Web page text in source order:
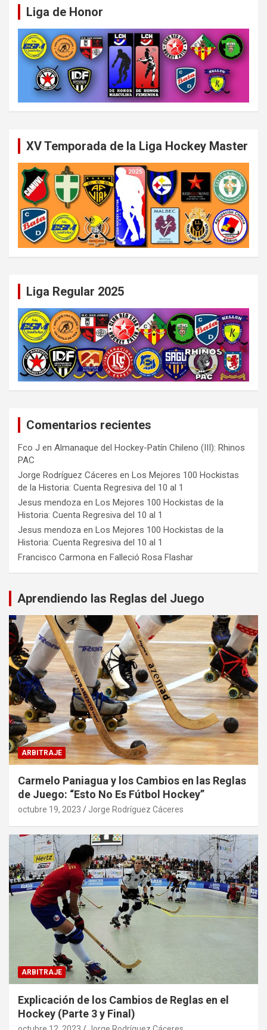
Liga de Honor
XV Temporada de la Liga Hockey Master
Liga Regular 2025
Comentarios recientes
Fco J en Almanaque del Hockey-Patín Chileno (III): Rhinos
PAC
Jorge Rodríguez Cáceres en Los Mejores 100 Hockistas
de la Historia: Cuenta Regresiva del 10 al 1
Jesus mendoza en Los Mejores 100 Hockistas de la
Historia: Cuenta Regresiva del 10 al 1
Jesus mendoza en Los Mejores 100 Hockistas de la
Historia: Cuenta Regresiva del 10 al 1
Francisco Carmona en Falleció Rosa Flashar
Aprendiendo las Reglas del Juego
ARBITRAJE
Carmelo Paniagua y los Cambios en las Reglas
de Juego: “Esto No Es Fútbol Hockey”
octubre 19, 2023 Jorge Rodríguez Cáceres
ARBITRAJE
Explicación de los Cambios de Reglas en el
Hockey (Parte 3 y Final)